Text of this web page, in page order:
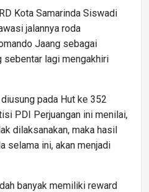
Kota Samarinda Siswadi
jalannya roda
Jaang sebagai
sebentar lagi mengakhiri
pada Hut ke 352
PDI Perjuangan ini menilai,
dilaksanakan, maka hasil
selama ini, akan menjadi
banyak memiliki reward